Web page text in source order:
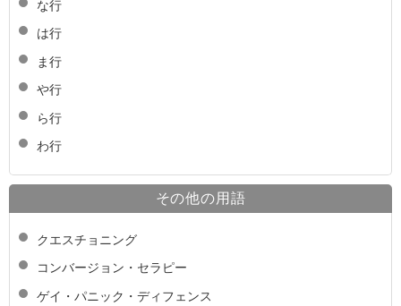
な行
は行
ま行
や行
ら行
わ行
その他の用語
クエスチョニング
コンバージョン・セラピー
ゲイ・パニック・ディフェンス